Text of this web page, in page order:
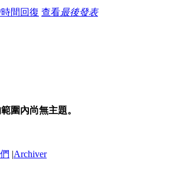
間 回復 查看最後發表
圍內尚無主題。
|Archiver